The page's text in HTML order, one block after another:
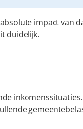
impact van
duidelijk.
inkomenssituaties.